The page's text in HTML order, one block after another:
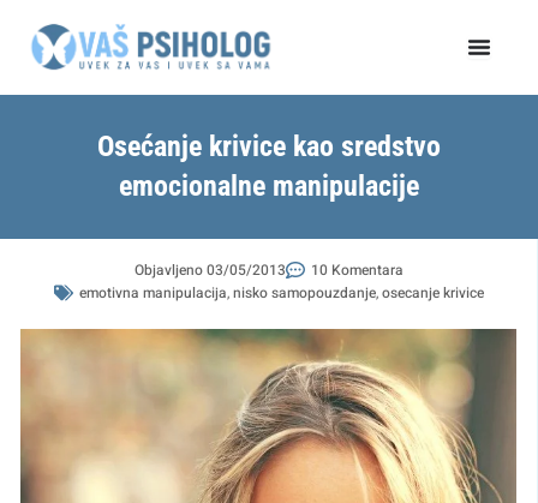
Osećanje krivice kao sredstvo
emocionalne manipulacije
Objavljeno03/05/2013
10 Komentara
emotivna manipulacija,nisko samopouzdanje,osecanje krivice